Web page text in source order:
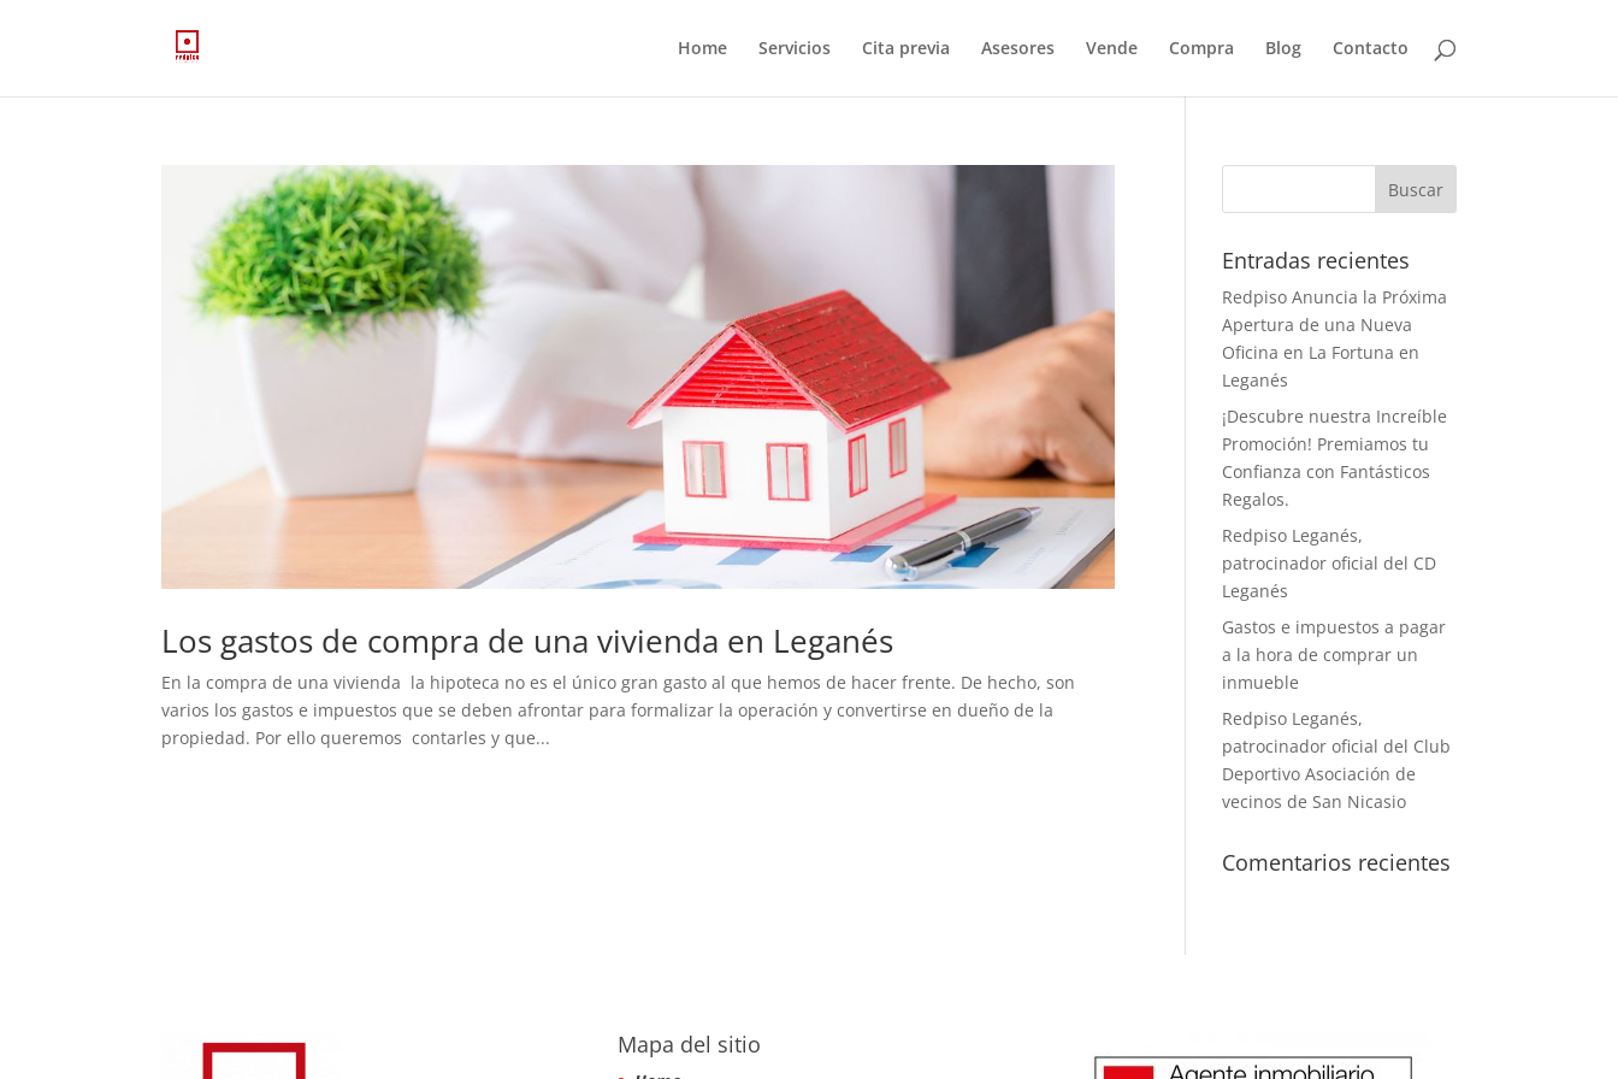
Home Servicios Cita previa Asesores Vende Compra Blog Contacto
Los gastos de compra de una vivienda en Leganés
En la compra de una vivienda la hipoteca no es el único gran gasto al que hemos de hacer frente. De hecho, son
varios los gastos e impuestos que se deben afrontar para formalizar la operación y convertirse en dueño de la
propiedad. Por ello queremos contarles y que...
Entradas recientes
Redpiso Anuncia la Próxima
Apertura de una Nueva
Oficina en La Fortuna en
Leganés
¡Descubre nuestra Increíble
Promoción! Premiamos tu
Confianza con Fantásticos
Regalos.
Redpiso Leganés,
patrocinador oficial del CD
Leganés
Gastos e impuestos a pagar
a la hora de comprar un
inmueble
Redpiso Leganés,
patrocinador oficial del Club
Deportivo Asociación de
vecinos de San Nicasio
Comentarios recientes
Mapa del sitio